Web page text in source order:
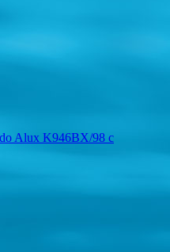
Alux K946BX/98 c